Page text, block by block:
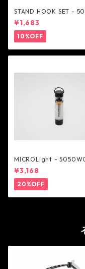
STAND HOOK SET -
ORKSHOP
¥1,683
10%OFF
MICROLight -
HOP
¥3,168
20%OFF